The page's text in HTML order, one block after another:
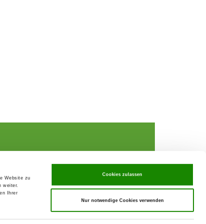
Website zu
weiter.
Ihrer
Cookies zulassen
Nur notwendige Cookies verwenden